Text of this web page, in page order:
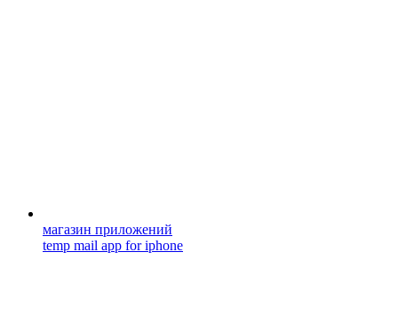
магазин приложений
temp mail app for iphone